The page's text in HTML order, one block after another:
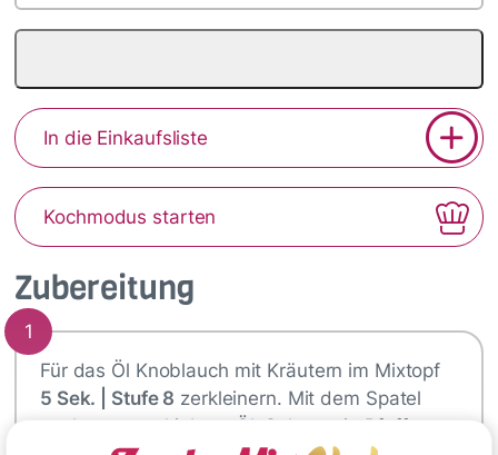
Zubereitung
1
Für das Öl Knoblauch mit Kräutern im Mixtopf
5 Sek. | Stufe 8 zerkleinern. Mit dem Spatel
nach unten schieben. Öl, Salz sowie Pfeffer
In die Einkaufsliste
Kochmodus starten